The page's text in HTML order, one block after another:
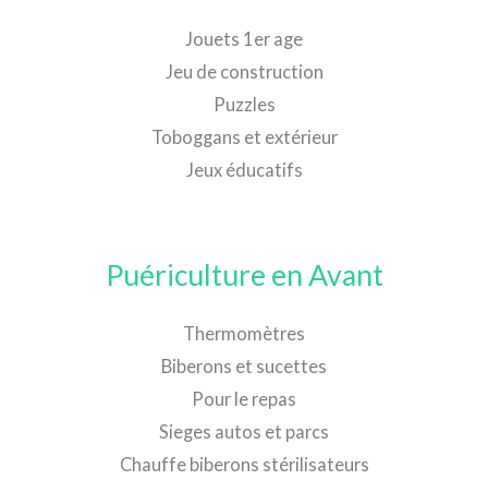
Jouets 1er age
Jeu de construction
Puzzles
Toboggans et extérieur
Jeux éducatifs
Puériculture en Avant
Thermomètres
Biberons et sucettes
Pour le repas
Sieges autos et parcs
Chauffe biberons stérilisateurs